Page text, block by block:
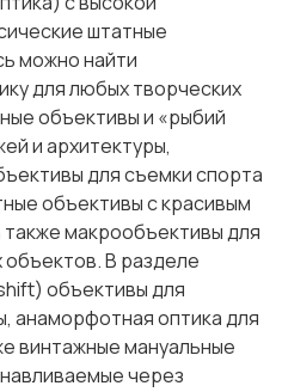
штатные
можно найти
для любых творческих
объективы и «рыбий
и архитектуры,
для съемки спорта
объективы с красивым
макрообъективы для
В разделе
объективы для
анаморфотная оптика для
винтажные мануальные
через